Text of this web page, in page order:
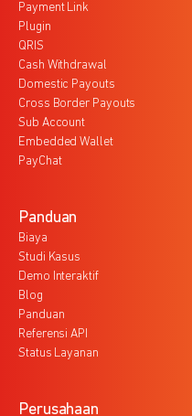
Payment Link
Plugin
QRIS
Cash Withdrawal
Domestic Payouts
Cross Border Payouts
Sub Account
Embedded Wallet
PayChat
Panduan
Biaya
Studi Kasus
Demo Interaktif
Blog
Panduan
Referensi API
Status Layanan
Perusahaan